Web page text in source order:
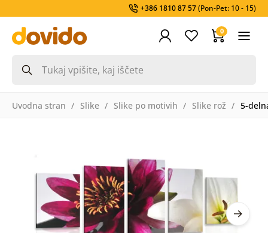
+386 1810 87 57(Pon-Pet: 10 - 15)
0
Uvodna stran Slike Slike po motivih Slike rož 5-